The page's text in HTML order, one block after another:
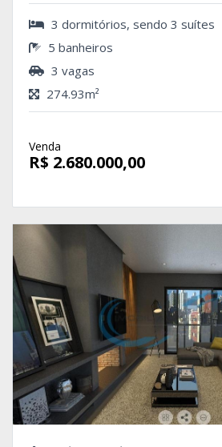
3 dormitórios, sendo 3 suítes
5 banheiros
3 vagas
274.93m²
Venda
R$ 2.680.000,00